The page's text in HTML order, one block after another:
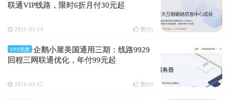
联通VIP线路，限时6折月付30元起
2021-03-14 赞(0)
VPS优惠
企鹅小屋美国通用三期：线路9929
回程三网联通优化，年付99元起
2021-03-12 赞(0)